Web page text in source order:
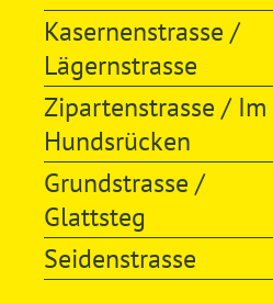
Kasernenstrasse /
Lägernstrasse
Zipartenstrasse / Im
Hundsrücken
Grundstrasse /
Glattsteg
Seidenstrasse